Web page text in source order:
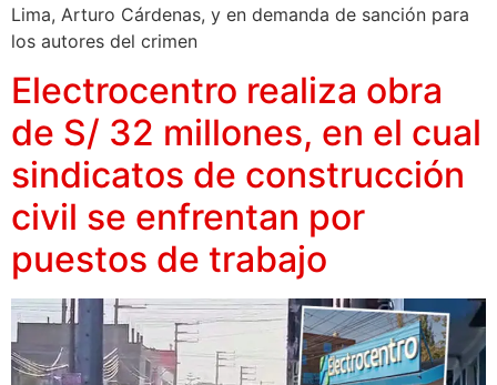
Lima, Arturo Cárdenas, y en demanda de sanción para
los autores del crimen
Electrocentro realiza obra
de S/ 32 millones, en el cual
sindicatos de construcción
civil se enfrentan por
puestos de trabajo